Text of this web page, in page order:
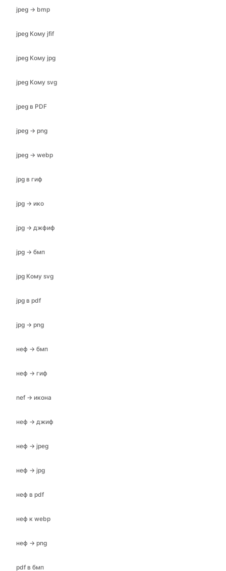
jpeg → bmp
jpeg Кому jfif
jpeg Кому jpg
jpeg Кому svg
jpeg в PDF
jpeg → png
jpeg → webp
jpg в гиф
jpg → ико
jpg → джфиф
jpg → бмп
jpg Кому svg
jpg в pdf
jpg → png
неф → бмп
неф → гиф
nef → икона
неф → джиф
неф → jpeg
неф → jpg
неф в pdf
неф к webp
неф → png
pdf в бмп